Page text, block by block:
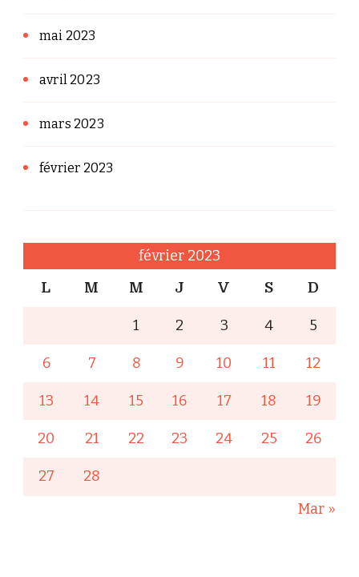
mai 2023
avril 2023
mars 2023
février 2023
février 2023
L M M J V S D
1 2 3 4 5
6 7 8 9 10 11 12
13 14 15 16 17 18 19
20 21 22 23 24 25 26
27
28
Mar »